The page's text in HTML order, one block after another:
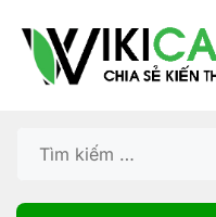
đến
kiếm